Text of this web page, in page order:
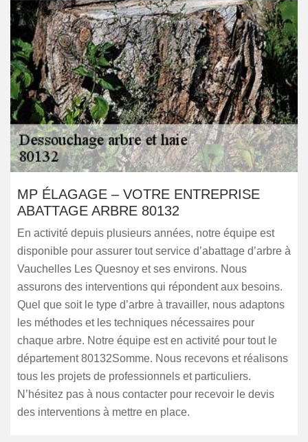
MP ÉLAGAGE – VOTRE ENTREPRISE
ABATTAGE ARBRE 80132
En activité depuis plusieurs années, notre équipe est
disponible pour assurer tout service d’abattage d’arbre à
Vauchelles Les Quesnoy et ses environs. Nous
assurons des interventions qui répondent aux besoins.
Quel que soit le type d’arbre à travailler, nous adaptons
les méthodes et les techniques nécessaires pour
chaque arbre. Notre équipe est en activité pour tout le
département 80132Somme. Nous recevons et réalisons
tous les projets de professionnels et particuliers.
N’hésitez pas à nous contacter pour recevoir le devis
des interventions à mettre en place.